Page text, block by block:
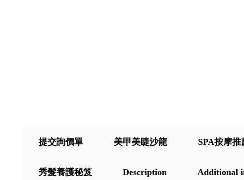
提交詢價單 美甲美睫沙龍 SPA按摩推
秀髮養護秘笈 Description Additional